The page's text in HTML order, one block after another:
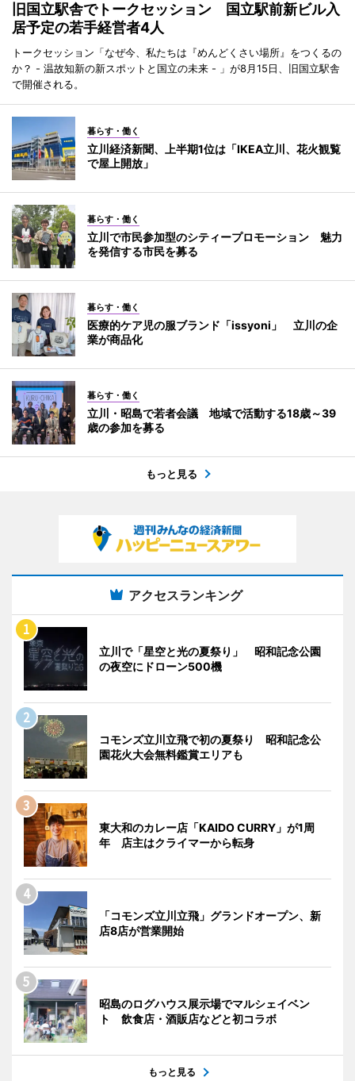
旧国立駅舎でトークセッション 国立駅前新ビル入
居予定の若手経営者4人
トークセッション「なぜ今、私たちは『めんどくさい場所』をつくるの
か？ - 温故知新の新スポットと国立の未来 - 」が8月15日、旧国立駅舎
で開催される。
暮らす・働く
立川経済新聞、上半期1位は「IKEA立川、花火観覧
で屋上開放」
暮らす・働く
立川で市民参加型のシティープロモーション 魅力
を発信する市民を募る
暮らす・働く
医療的ケア児の服ブランド「issyoni」 立川の企
業が商品化
暮らす・働く
立川・昭島で若者会議 地域で活動する18歳～39
歳の参加を募る
もっと見る
アクセスランキング
立川で「星空と光の夏祭り」 昭和記念公園
の夜空にドローン500機
コモンズ立川立飛で初の夏祭り 昭和記念公
園花火大会無料鑑賞エリアも
東大和のカレー店「KAIDO CURRY」が1周
年 店主はクライマーから転身
「コモンズ立川立飛」グランドオープン、新
店8店が営業開始
昭島のログハウス展示場でマルシェイベン
ト 飲食店・酒販店などと初コラボ
もっと見る